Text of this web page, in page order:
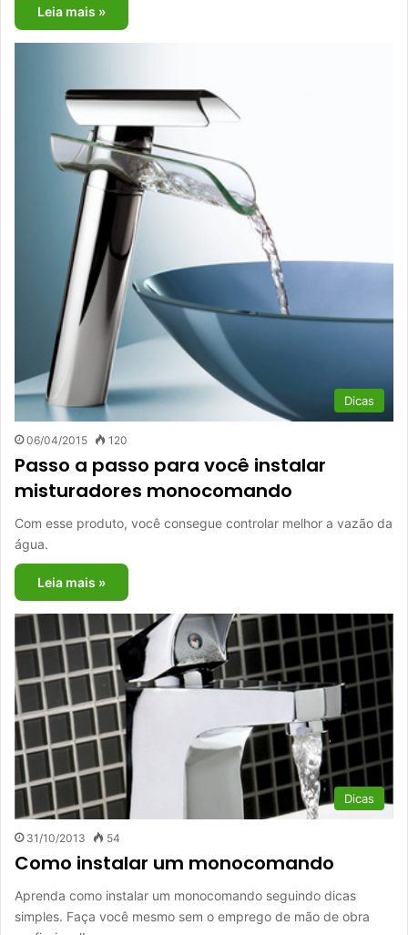
Leia mais »
Dicas
06/04/2015 120
Passo a passo para você instalar
misturadores monocomando
Com esse produto, você consegue controlar melhor a vazão da
água.
Leia mais »
Dicas
31/10/2013 54
Como instalar um monocomando
Aprenda como instalar um monocomando seguindo dicas
simples. Faça você mesmo sem o emprego de mão de obra